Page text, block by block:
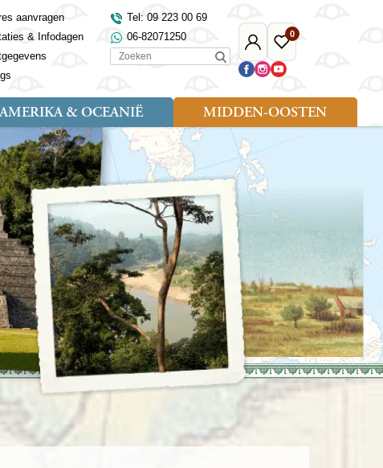
Mijn
Djoser
0
Favoriete
reizen
aanvragen
& Infodagen
Tel: 09 223 00 69
06-82071250
Zoeken
Georgië
Griekenland
IJsland
Ierland
Italië
Kaapverdië
Kosovo
Kroatië
Lapland
Letland
Litouwen
Madeira
Montenegro
Noord-Macedonië
Noorwegen
Polen
Portugal
Roemenië
Sardinië
Schotland
Servië
Spanje
Turkije
Verenigd Koninkrijk
Wales
Maleisië
Mongolië
Nepal
Oezbekistan
Singapore
Sri Lanka
Taiwan
Thailand
Tibet
Turkmenistan
Vietnam
Zijderoute
Zuid-Korea
& OCEANIË
Landen
Alaska
Australië
Nieuw-Zeeland
Verenigde Staten
MIDDEN-OOSTEN
Soort reizen
Rondreis (18)
Familiereis (9)
Cultuur (8)
Landen
Egypte
Jordanië
Marokko
Oman
Saoedi-Arabië
Tunesië
Turkije